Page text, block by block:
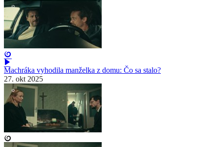
Machráka vyhodila manželka z domu: Čo sa stalo?
27. okt 2025